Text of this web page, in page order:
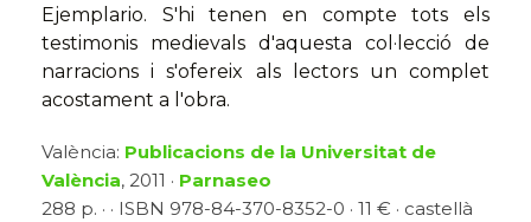
Ejemplario. S'hi tenen en compte tots els
testimonis medievals d'aquesta col·lecció de
narracions i s'ofereix als lectors un complet
acostament a l'obra.
València: Publicacions de la Universitat de
València, 2011 · Parnaseo
288 p. · · ISBN 978-84-370-8352-0 · 11 € · castellà